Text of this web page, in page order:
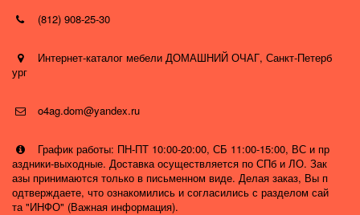
(812) 908-25-30
Интернет-каталог мебели ДОМАШНИЙ ОЧАГ, Санкт-Петерб
ург
o4ag.dom@yandex.ru
График работы: ПН-ПТ 10:00-20:00, СБ 11:00-15:00, ВС и пр
аздники-выходные. Доставка осуществляется по СПб и ЛО. Зак
азы принимаются только в письменном виде. Делая заказ, Вы п
одтверждаете, что ознакомились и согласились с разделом сай
та "ИНФО" (Важная информация).